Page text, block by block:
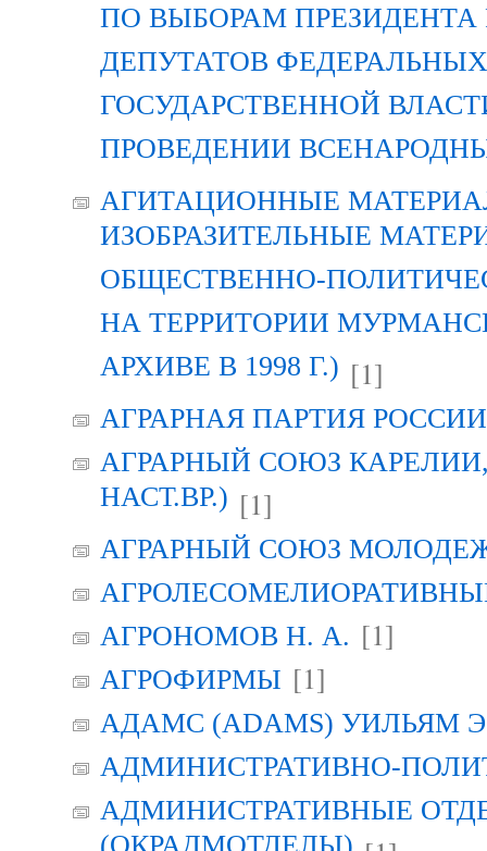
ПО ВЫБОРАМ
ДЕПУТАТОВ
ГОСУДАРСТВЕННОЙ
ПРОВЕДЕНИИ
АГИТАЦИОННЫЕ
ИЗОБРАЗИТЕЛЬНЫЕ
ОБЩЕСТВЕННО-
НА ТЕРРИТОРИИ
АРХИВЕ В 1998 Г.) [1]
АГРАРНАЯ ПАРТИЯ РОССИИ
АГРАРНЫЙ СОЮЗ КАРЕЛИИ,
НАСТ.ВР.) [1]
АГРАРНЫЙ СОЮЗ
АГРОНОМОВ Н. А. [1]
АГРОФИРМЫ [1]
АДАМС (ADAMS) УИЛЬЯМ
АДМИНИСТРАТИВНО-
АДМИНИСТРАТИВНЫЕ